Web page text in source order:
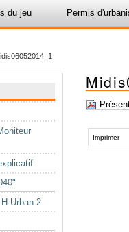
du jeu Permis
Urban 2
surImprimer